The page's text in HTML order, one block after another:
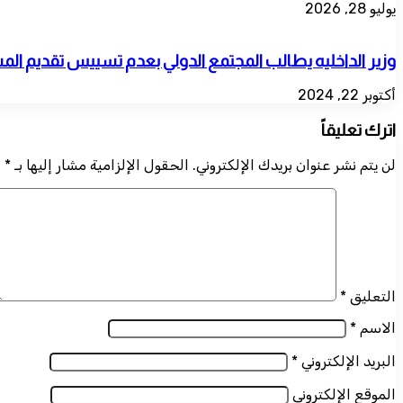
يوليو 28, 2026
وزير الداخليه يطالب المجتمع الدولي بعدم تسييس تقديم
أكتوبر 22, 2024
اترك تعليقاً
لن يتم نشر عنوان بريدك الإلكتروني. الحقول الإلزامية مشار إليها بـ *
التعليق *
الاسم *
البريد الإلكتروني *
الموقع الإلكتروني